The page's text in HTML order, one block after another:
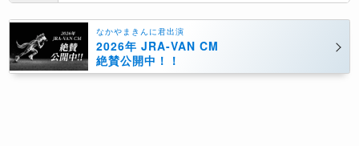
なかやまきんに君出演
2026年 JRA-VAN CM
絶賛公開中！！